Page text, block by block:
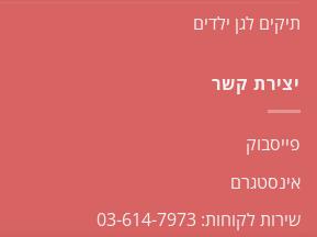
תיקים לגן ילדים
יצירת קשר
פייסבוק
אינסטגרם
שירות לקוחות: 03-614-7973